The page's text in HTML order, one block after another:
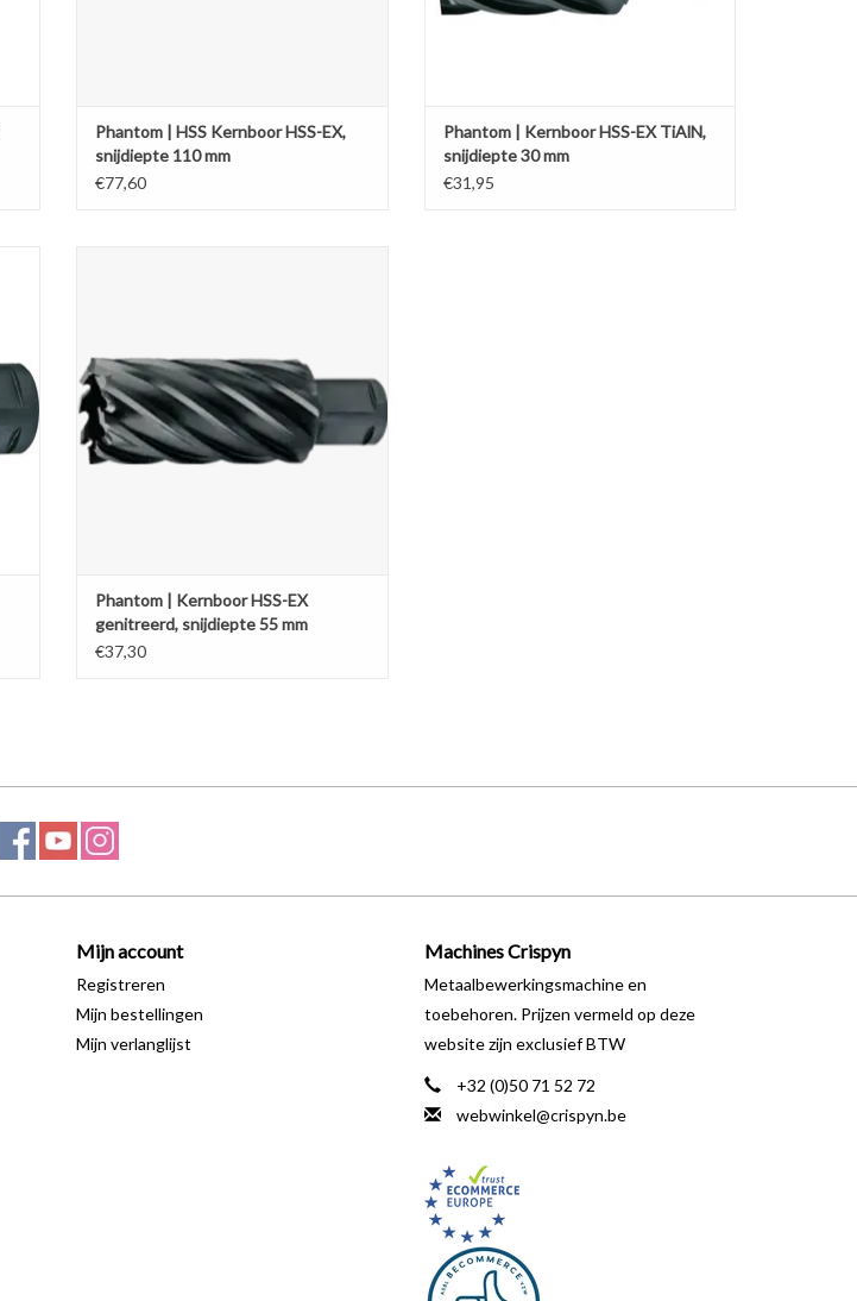
Phantom | HSS Kernboor HSS-EX,
snijdiepte 110 mm
€77,60
Phantom | Kernboor HSS-EX TiAlN,
snijdiepte 30 mm
€31,95
Phantom | Kernboor HSS-EX
genitreerd, snijdiepte 55 mm
€37,30
Mijn account
Registreren
Mijn bestellingen
Mijn verlanglijst
Machines Crispyn
Metaalbewerkingsmachine en
toebehoren. Prijzen vermeld op deze
website zijn exclusief BTW
+32 (0)50 71 52 72
webwinkel@crispyn.be